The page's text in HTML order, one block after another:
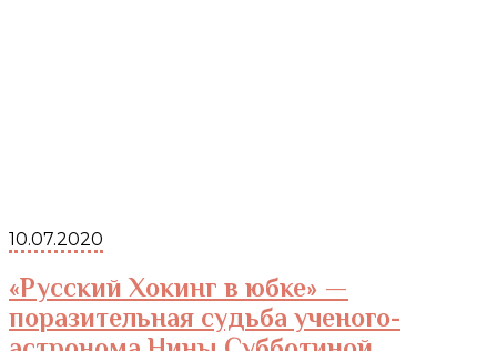
10.07.2020
«Русский Хокинг в юбке» —
поразительная судьба ученого-